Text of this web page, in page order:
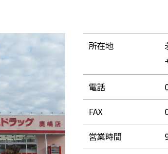
所在地
電話
FAX
営業時間